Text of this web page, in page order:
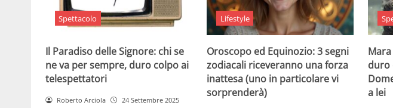
Spettacolo
Il Paradiso delle Signore: chi se
ne va per sempre, duro colpo ai
telespettatori
Roberto Arciola 24 Settembre 2025
Lifestyle
Oroscopo ed Equinozio: 3 segni
zodiacali riceveranno una forza
inattesa (uno in particolare vi
sorprenderà)
duro
a lei